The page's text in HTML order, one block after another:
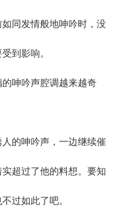
同发情般地呻吟时，没
到影响。
吟声腔调越来越奇
的呻吟声，一边继续催
超过了他的料想。要知
过如此了吧。